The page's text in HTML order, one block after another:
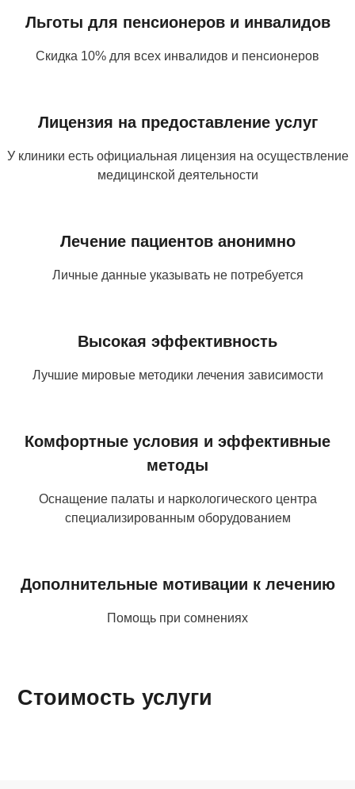
Льготы для пенсионеров и инвалидов
Скидка 10% для всех инвалидов и пенсионеров
Лицензия на предоставление услуг
У клиники есть официальная лицензия на осуществление
медицинской деятельности
Лечение пациентов анонимно
Личные данные указывать не потребуется
Высокая эффективность
Лучшие мировые методики лечения зависимости
Комфортные условия и эффективные
методы
Оснащение палаты и наркологического центра
специализированным оборудованием
Дополнительные мотивации к лечению
Помощь при сомнениях
Стоимость услуги